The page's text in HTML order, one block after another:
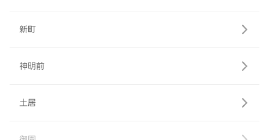
新町
神明前
土居